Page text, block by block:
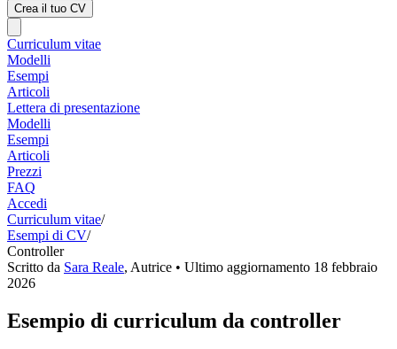
Crea il tuo CV
Curriculum vitae
Modelli
Esempi
Articoli
Lettera di presentazione
Modelli
Esempi
Articoli
Prezzi
FAQ
Accedi
Curriculum vitae/
Esempi di CV/
Controller
Scritto da Sara Reale, Autrice • Ultimo aggiornamento 18 febbraio
2026
Esempio di curriculum da controller